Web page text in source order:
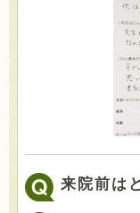
来院前は